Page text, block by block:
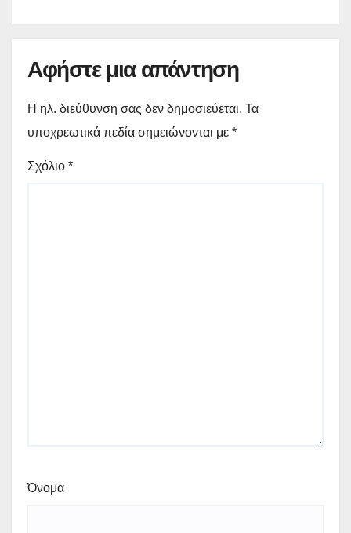
Αφήστε μια απάντηση
Η ηλ. διεύθυνση σας δεν δημοσιεύεται. Τα
υποχρεωτικά πεδία σημειώνονται με *
Σχόλιο *
Όνομα